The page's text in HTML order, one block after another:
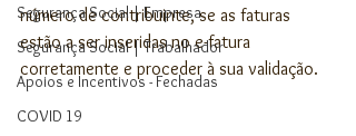
Segurança Social | Empresa
Segurança Social | Trabalhador
Apoios e Incentivos - Fechadas
COVID 19
número de contribuinte, se as faturas
estão a ser inseridas no e-fatura
corretamente e proceder à sua validação.